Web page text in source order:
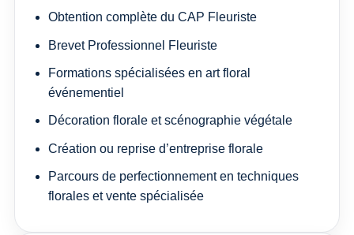
Obtention complète du CAP Fleuriste
Brevet Professionnel Fleuriste
Formations spécialisées en art floral
événementiel
Décoration florale et scénographie végétale
Création ou reprise d’entreprise florale
Parcours de perfectionnement en techniques
florales et vente spécialisée